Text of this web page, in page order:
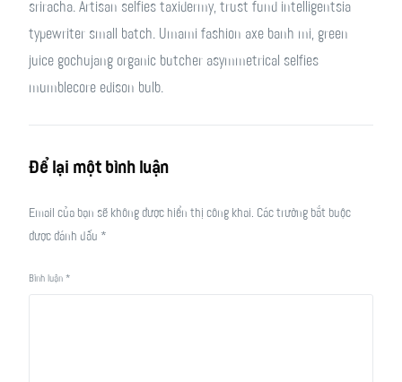
sriracha. Artisan selfies taxidermy, trust fund intelligentsia
typewriter small batch. Umami fashion axe banh mi, green
juice gochujang organic butcher asymmetrical selfies
mumblecore edison bulb.
Để lại một bình luận
Email của bạn sẽ không được hiển thị công khai. Các trường bắt buộc
được đánh dấu *
Bình luận*